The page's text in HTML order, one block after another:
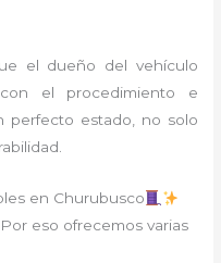
el dueño del vehículo
el procedimiento e
perfecto estado, no solo
en Churubusco
eso ofrecemos varias